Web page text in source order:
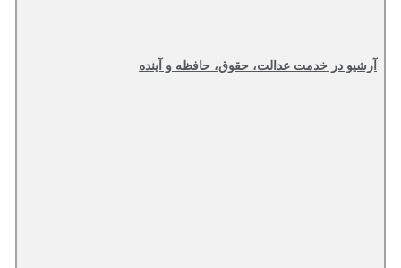
آرشیو در خدمت عدالت، حقوق، حافظه و آینده‌